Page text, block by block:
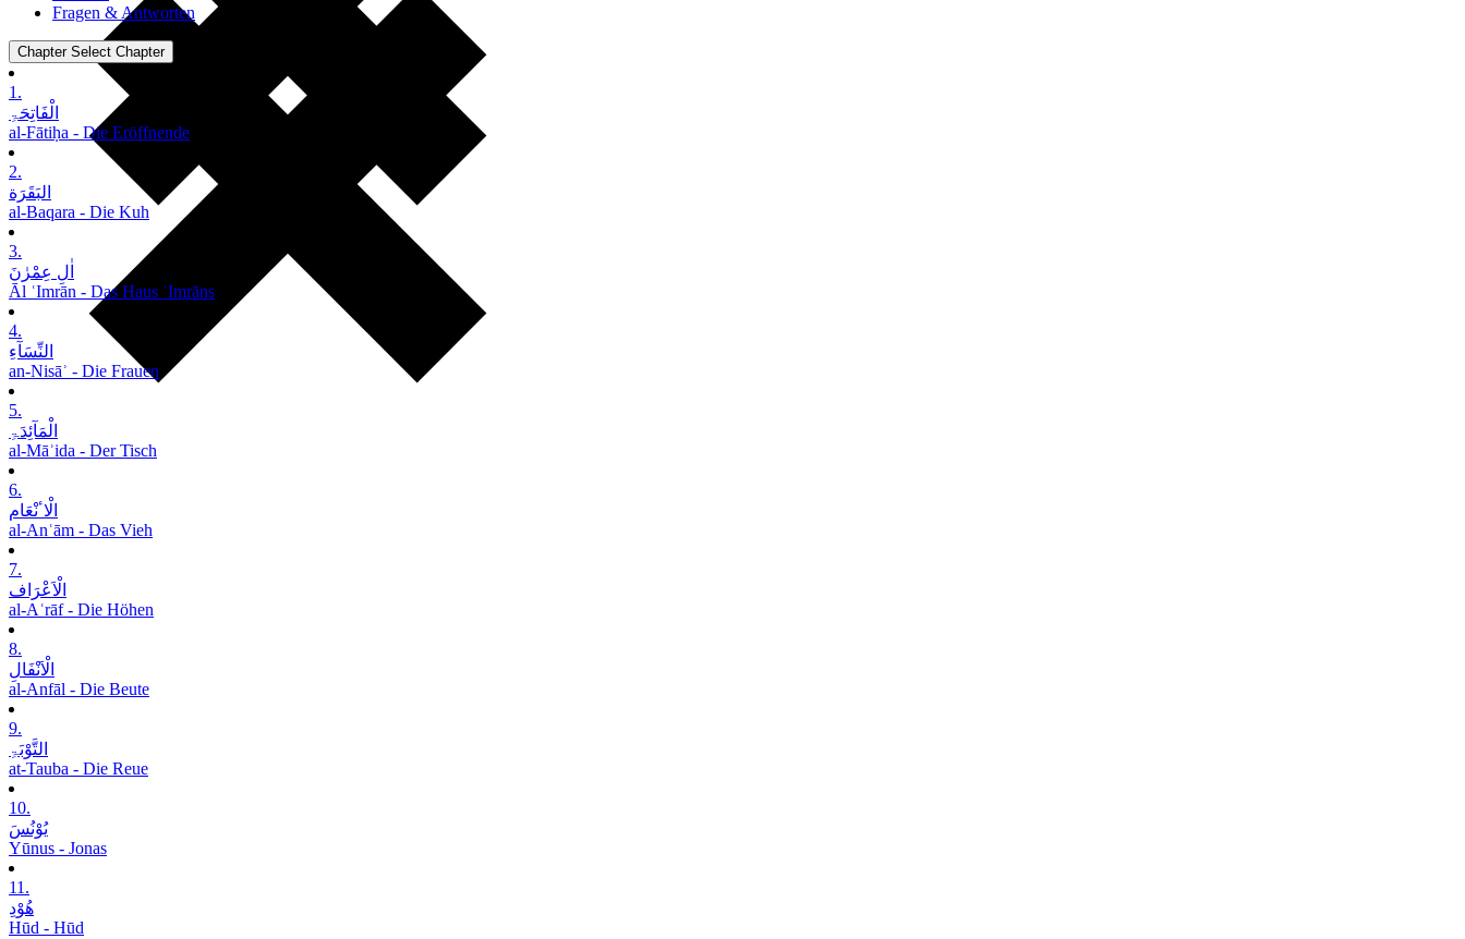
Fragen & Antworten
Chapter Select Chapter
1.
الْفَاتِحَۃِ
al-Fātiḥa - Die Eröffnende
2.
البَقَرَة
al-Baqara - Die Kuh
3.
اٰلِ عِمْرٰنَ
Āl ʿImrān - Das Haus ʿImrāns
4.
النِّسَآءِ
an-Nisāʾ - Die Frauen
5.
الْمَآئِدَۃِ
al-Māʾida - Der Tisch
6.
الْاٴنْعَام
al-Anʿām - Das Vieh
7.
الْاَعْرَاف
al-Aʿrāf - Die Höhen
8.
الْاَنْفَالِ
al-Anfāl - Die Beute
9.
التَّوْبَۃِ
at-Tauba - Die Reue
10.
یُوْنُسَ
Yūnus - Jonas
11.
ھُوْدِ
Hūd - Hūd